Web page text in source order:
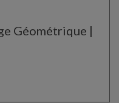
Géométrique |